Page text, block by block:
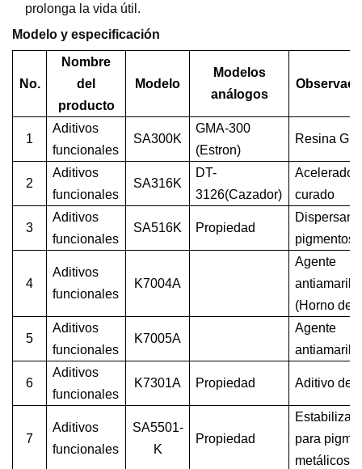
prolonga la vida útil.
Modelo y especificación
No.
Nombre
del
producto
Modelo
Modelos
análogos
1
Aditivos
funcionales
SA300K
GMA-300
(Estron)
Resina
2
Aditivos
funcionales
SA316K
DT-
3126(Cazador)
Acelerador
curado
3
Aditivos
funcionales
SA516K Propiedad
pigmentos
4
Aditivos
funcionales
K7004A
Agente
(Horno de
5
Aditivos
funcionales
K7005A
Agente
6
Aditivos
funcionales
K7301A Propiedad Aditivo de
7
Aditivos
funcionales
SA5501-
K
Propiedad
para
metálicos